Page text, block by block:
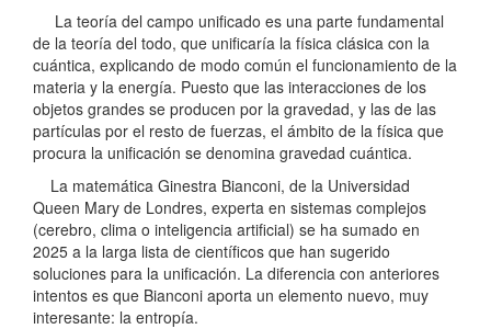
La teoría del campo unificado es una parte fundamental
de la teoría del todo, que unificaría la física clásica con la
cuántica, explicando de modo común el funcionamiento de la
materia y la energía. Puesto que las interacciones de los
objetos grandes se producen por la gravedad, y las de las
partículas por el resto de fuerzas, el ámbito de la física que
procura la unificación se denomina gravedad cuántica.
La matemática Ginestra Bianconi, de la Universidad
Queen Mary de Londres, experta en sistemas complejos
(cerebro, clima o inteligencia artificial) se ha sumado en
2025 a la larga lista de científicos que han sugerido
soluciones para la unificación. La diferencia con anteriores
intentos es que Bianconi aporta un elemento nuevo, muy
interesante: la entropía.